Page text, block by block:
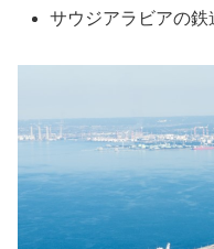
サウジアラビアの鉄